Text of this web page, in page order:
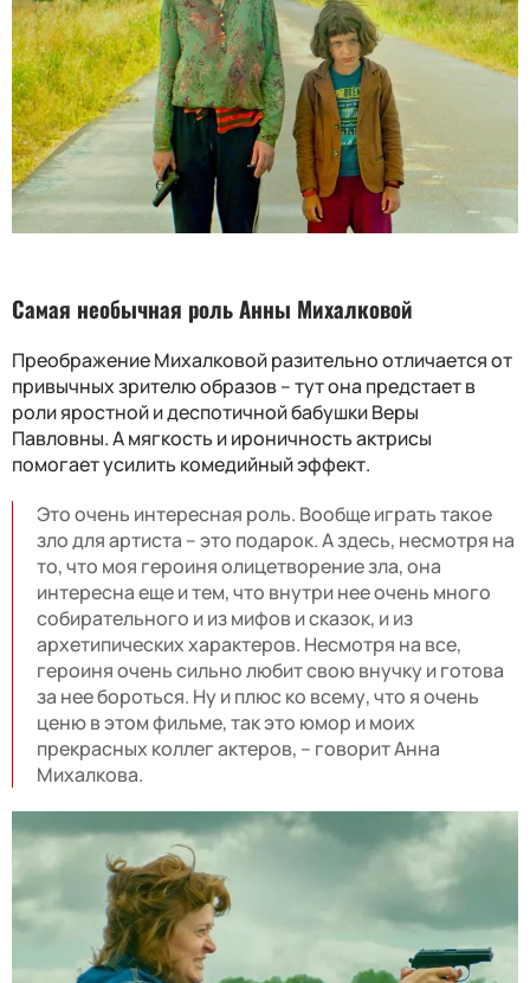
Самая необычная роль Анны Михалковой
Преображение Михалковой разительно отличается от
привычных зрителю образов – тут она предстает в
роли яростной и деспотичной бабушки Веры
Павловны. А мягкость и ироничность актрисы
помогает усилить комедийный эффект.
Это очень интересная роль. Вообще играть такое
зло для артиста – это подарок. А здесь, несмотря на
то, что моя героиня олицетворение зла, она
интересна еще и тем, что внутри нее очень много
собирательного и из мифов и сказок, и из
архетипических характеров. Несмотря на все,
героиня очень сильно любит свою внучку и готова
за нее бороться. Ну и плюс ко всему, что я очень
ценю в этом фильме, так это юмор и моих
прекрасных коллег актеров, – говорит Анна
Михалкова.